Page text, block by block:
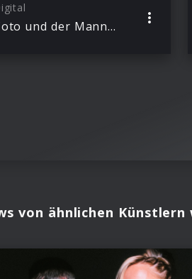
Toto und der Mann im Mond – Hörspiele und Liederalbum
von ähnlichen Künstlern